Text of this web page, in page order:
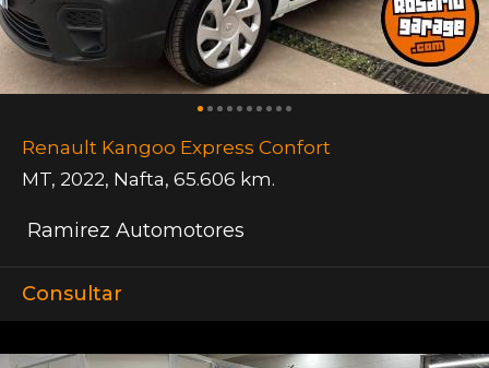
Renault Kangoo Express Confort
MT, 2022, Nafta, 65.606 km.
Ramirez Automotores
Consultar